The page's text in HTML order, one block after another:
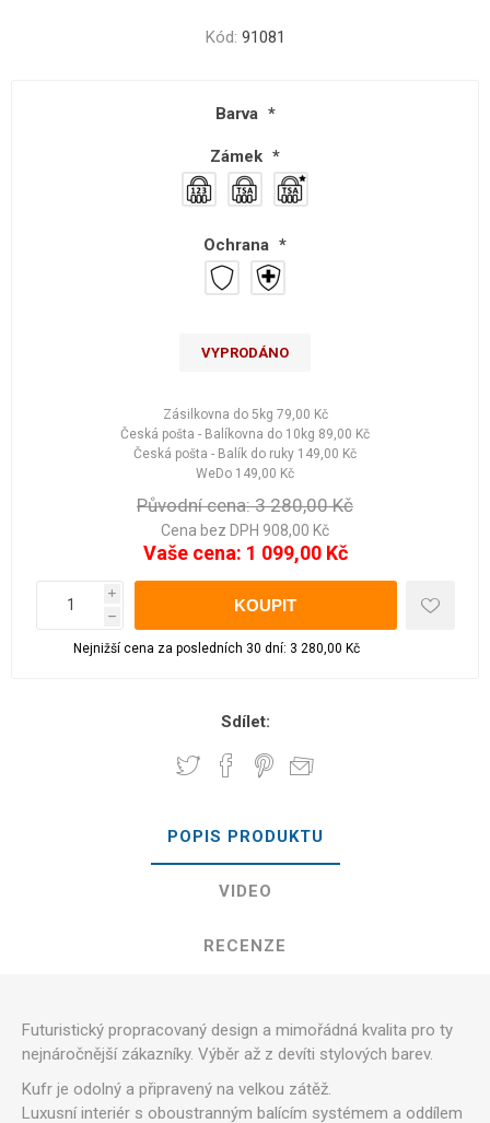
Kód: 91081
Barva *
Zámek *
Ochrana *
VYPRODÁNO
Zásilkovna do 5kg 79,00 Kč
Česká pošta - Balíkovna do 10kg 89,00 Kč
Česká pošta - Balík do ruky 149,00 Kč
WeDo 149,00 Kč
Původní cena: 3 280,00 Kč
Cena bez DPH 908,00 Kč
Vaše cena: 1 099,00 Kč
i
h
Nejnižší cena za posledních 30 dní: 3 280,00 Kč
Sdílet:
POPIS PRODUKTU
VIDEO
RECENZE
Futuristický propracovaný design a mimořádná kvalita pro ty
nejnáročnější zákazníky. Výběr až z devíti stylových barev.
Kufr je odolný a připravený na velkou zátěž.
Luxusní interiér s oboustranným balícím systémem a oddílem